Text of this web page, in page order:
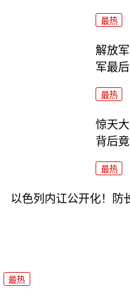
最热
解放
军最
最热
惊天
背后
最热
以色列内讧公开化！防
最热